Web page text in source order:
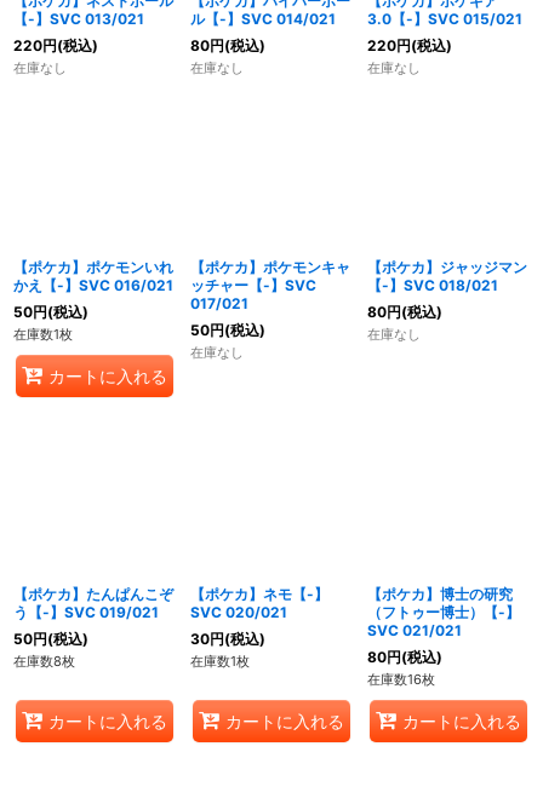
【-】SVC 013/021
220円(税込)
在庫なし
ル【-】SVC 014/021
80円(税込)
在庫なし
3.0【-】SVC 015/021
220円(税込)
在庫なし
【ポケカ】ポケモンいれ
かえ【-】SVC 016/021
50円(税込)
在庫数1枚
カートに入れる
【ポケカ】ポケモンキャ
ッチャー【-】SVC
017/021
50円(税込)
在庫なし
【ポケカ】ジャッジマン
【-】SVC 018/021
80円(税込)
在庫なし
【ポケカ】たんぱんこぞ
う【-】SVC 019/021
50円(税込)
在庫数8枚
カートに入れる
【ポケカ】ネモ【-】
SVC 020/021
30円(税込)
在庫数1枚
カートに入れる
【ポケカ】博士の研究
（フトゥー博士）【-】
SVC 021/021
80円(税込)
在庫数16枚
カートに入れる